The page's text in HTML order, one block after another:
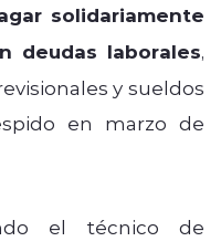
solidariamente
deudas laborales,
y sueldos
en marzo de
el técnico de